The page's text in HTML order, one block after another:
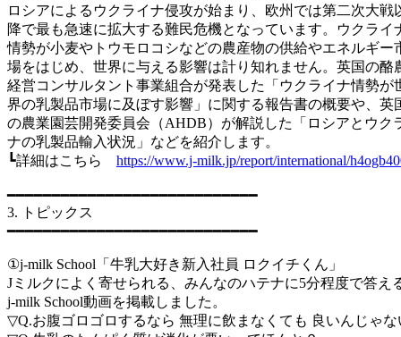
ロシアによるウクライナ侵攻が始まり、欧州では第二次大戦
降で最も急速に拡大する難民危機となっています。ウクライ
情勢が小麦やトウモロコシなどの農産物の供給やエネルギー
場をはじめ、世界に与える影響は計り知れません。英国の酪
経営コンサルタント事業組合が発表した「ウクライナ情勢が
界の乳製品市場に及ぼす影響」に関する報告書の概要や、英
の農業園芸開発委員会（AHDB）が解説した「ロシアとウク
ナの乳製品輸入状況」などを紹介します。
┗詳細はこちら https://www.j-milk.jp/report/international/
━━━━━━━━━━━━━━━━━━━━━━━━━━━━
3. トピックス
━━━━━━━━━━━━━━━━━━━━━━━━━━━━
①j-milk School「牛乳大好き新入社員 ロクイチくん」
Jミルクによく寄せられる、みんなのハテナに5分程度で答え
j-milk School動画を掲載しました。
▽Q.お腹ゴロゴロするなら 無理に飲まなくても 良いんじゃな